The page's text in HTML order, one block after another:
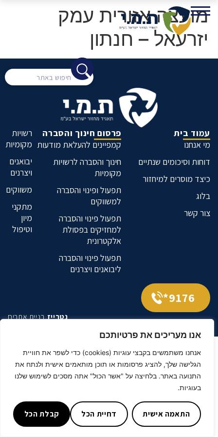
אנו מעריכים את פרטיותכם
אנחנו משתמשים בקבצי עוגיות (cookies) כדי לשפר את חוויית
הגלישה שלך, להציג פרסומות או תוכן מותאמים אישית ולנתח את
התנועה באתר. בלחיצה על "אשר הכול" אתה מסכים לשימוש שלנו
בעוגיות.
התאמה אישית דחיית הכל קבלת הכל
מועצה אזורית עמק
יזרעאל – חנתון
עמוד בית
מי אנחנו
דוחות וסיכומים שנתיים
כיצד מוסרים למיחזור
בלוג
צור קשר
פרסום חינוך והסברה
קמפיינים להעלאת מודעות
חינוך והסברה לרשויות
מקומיות
תפעול ופינוי והסברה
למשווקים
תפעול פינוי והסברה
למחזיקים בפסולת
אלקטרונית
תפעול פינוי והסברה
ליבואנים ויצרנים
רשויות
מקומיות
יבואנים
ויצרנים
משווקים
מתקני
מיון
וטיפול
9176*
נטרייזבניית אתרים